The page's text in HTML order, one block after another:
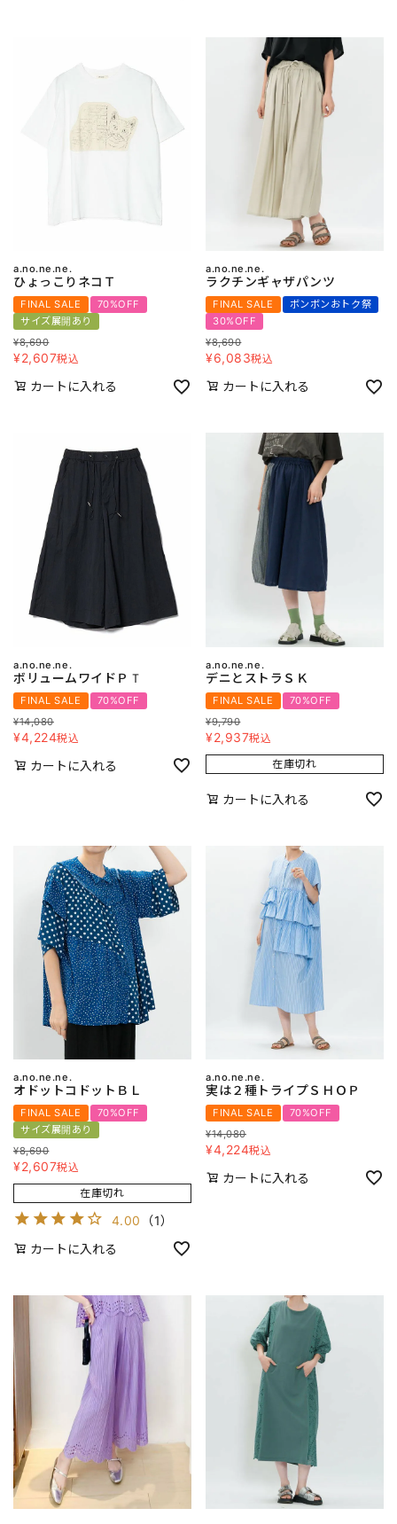
a.no.ne.ne.
ひょっこりネコＴ
FINAL SALE
70%OFF
サイズ展開あり
¥8,690
¥2,607税込
カートに入れる
a.no.ne.ne.
ラクチンギャザパンツ
FINAL SALE
ボンボンおトク祭
30%OFF
¥8,690
¥6,083税込
カートに入れる
a.no.ne.ne.
ボリュームワイドＰＴ
FINAL SALE
70%OFF
¥14,080
¥4,224税込
カートに入れる
a.no.ne.ne.
デニとストラＳＫ
FINAL SALE
70%OFF
¥9,790
¥2,937税込
在庫切れ
カートに入れる
a.no.ne.ne.
オドットコドットＢＬ
FINAL SALE
70%OFF
サイズ展開あり
¥8,690
¥2,607税込
在庫切れ
4.00 （1）
カートに入れる
a.no.ne.ne.
実は２種トライプＳＨＯＰ
FINAL SALE
70%OFF
¥14,080
¥4,224税込
カートに入れる